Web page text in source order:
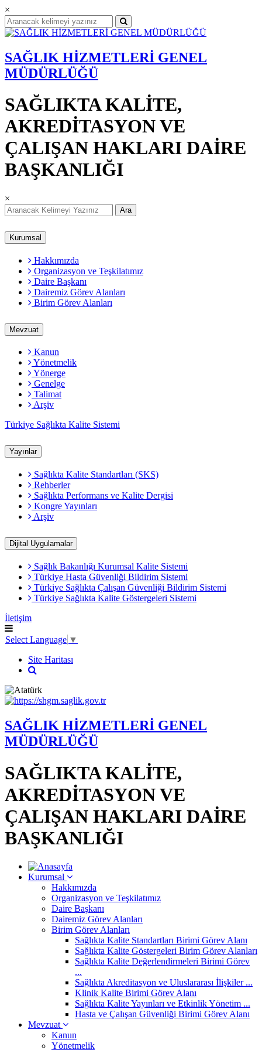
×
SAĞLIK HİZMETLERİ GENEL
MÜDÜRLÜĞÜ
SAĞLIKTA KALİTE,
AKREDİTASYON VE
ÇALIŞAN HAKLARI DAİRE
BAŞKANLIĞI
×
Ara
Kurumsal
Hakkımızda
Organizasyon ve Teşkilatımız
Daire Başkanı
Dairemiz Görev Alanları
Birim Görev Alanları
Mevzuat
Kanun
Yönetmelik
Yönerge
Genelge
Talimat
Arşiv
Türkiye Sağlıkta Kalite Sistemi
Yayınlar
Sağlıkta Kalite Standartları (SKS)
Rehberler
Sağlıkta Performans ve Kalite Dergisi
Kongre Yayınları
Arşiv
Dijital Uygulamalar
Sağlık Bakanlığı Kurumsal Kalite Sistemi
​Türkiye Hasta Güvenliği Bildirim Sistemi
Türkiye Sağlıkta Çalışan Güvenliği Bildirim Sistemi
Türkiye Sağlıkta Kalite Göstergeleri Sistemi
İletişim
Select Language ▼
Site Haritası
SAĞLIK HİZMETLERİ GENEL
MÜDÜRLÜĞÜ
SAĞLIKTA KALİTE,
AKREDİTASYON VE
ÇALIŞAN HAKLARI DAİRE
BAŞKANLIĞI
Kurumsal
Hakkımızda
Organizasyon ve Teşkilatımız
Daire Başkanı
Dairemiz Görev Alanları
Birim Görev Alanları
Sağlıkta Kalite Standartları Birimi Görev Alanı
Sağlıkta Kalite Göstergeleri Birim Görev Alanları
Sağlıkta Kalite Değerlendirmeleri Birimi Görev
...
Sağlıkta Akreditasyon ve Uluslararası İlişkiler ...
Klinik Kalite Birimi Görev Alanı
Sağlıkta Kalite Yayınları ve Etkinlik Yönetim ...
Hasta ve Çalışan Güvenliği Birimi Görev Alanı
Mevzuat
Kanun
Yönetmelik